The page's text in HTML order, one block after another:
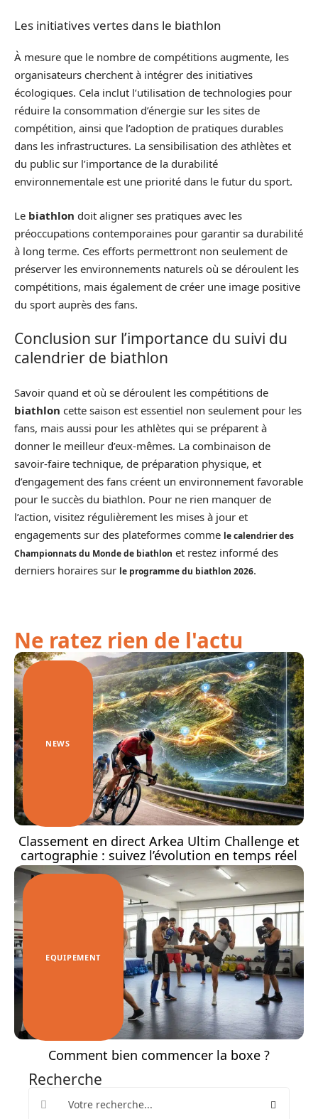
Les initiatives vertes dans le biathlon
À mesure que le nombre de compétitions augmente, les
organisateurs cherchent à intégrer des initiatives
écologiques. Cela inclut l’utilisation de technologies pour
réduire la consommation d’énergie sur les sites de
compétition, ainsi que l’adoption de pratiques durables
dans les infrastructures. La sensibilisation des athlètes et
du public sur l’importance de la durabilité
environnementale est une priorité dans le futur du sport.
Le biathlon doit aligner ses pratiques avec les
préoccupations contemporaines pour garantir sa durabilité
à long terme. Ces efforts permettront non seulement de
préserver les environnements naturels où se déroulent les
compétitions, mais également de créer une image positive
du sport auprès des fans.
Conclusion sur l’importance du suivi du
calendrier de biathlon
Savoir quand et où se déroulent les compétitions de
biathlon cette saison est essentiel non seulement pour les
fans, mais aussi pour les athlètes qui se préparent à
donner le meilleur d’eux-mêmes. La combinaison de
savoir-faire technique, de préparation physique, et
d’engagement des fans créent un environnement favorable
pour le succès du biathlon. Pour ne rien manquer de
l’action, visitez régulièrement les mises à jour et
engagements sur des plateformes comme le calendrier des
Championnats du Monde de biathlon et restez informé des
derniers horaires sur le programme du biathlon 2026.
Ne ratez rien de l'actu
NEWS
Classement en direct Arkea Ultim Challenge et
cartographie : suivez l’évolution en temps réel
EQUIPEMENT
Comment bien commencer la boxe ?
Recherche